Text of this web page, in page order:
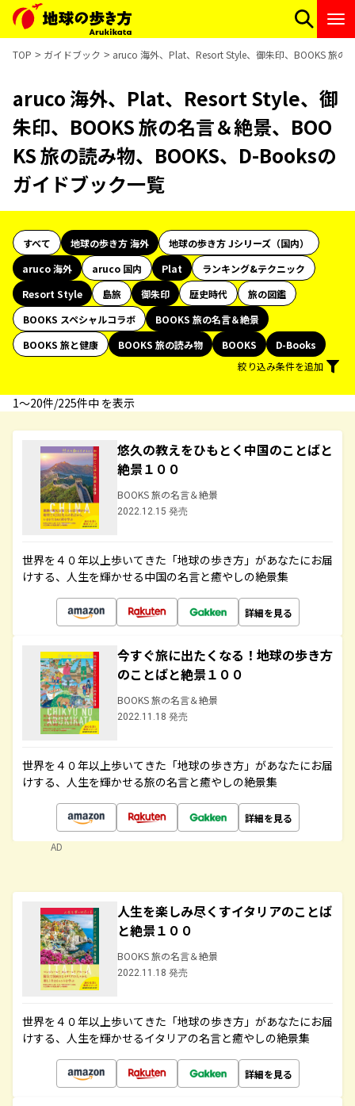
TOP ガイドブック aruco 海外、Plat、Resort Style、御朱印、BOOKS 旅の
aruco 海外、Plat、Resort Style、御
朱印、BOOKS 旅の名言＆絶景、BOO
KS 旅の読み物、BOOKS、D-Booksの
ガイドブック一覧
すべて 地球の歩き方 海外
地球の歩き方 Jシリーズ（国内）
aruco 海外
aruco 国内 Plat
ランキング&テクニック
Resort Style
島旅 御朱印 歴史時代
旅の図鑑
BOOKS スペシャルコラボ
BOOKS 旅の名言＆絶景
BOOKS 旅と健康
BOOKS 旅の読み物 BOOKS
D-Books
絞り込み条件を追加
1〜20件/225件中 を表示
悠久の教えをひもとく中国のことばと
絶景１００
BOOKS 旅の名言＆絶景
2022.12.15 発売
世界を４０年以上歩いてきた「地球の歩き方」があなたにお届
けする、人生を輝かせる中国の名言と癒やしの絶景集
詳細を見る
今すぐ旅に出たくなる！地球の歩き方
のことばと絶景１００
BOOKS 旅の名言＆絶景
2022.11.18 発売
世界を４０年以上歩いてきた「地球の歩き方」があなたにお届
けする、人生を輝かせる旅の名言と癒やしの絶景集
詳細を見る
AD
人生を楽しみ尽くすイタリアのことば
と絶景１００
BOOKS 旅の名言＆絶景
2022.11.18 発売
世界を４０年以上歩いてきた「地球の歩き方」があなたにお届
けする、人生を輝かせるイタリアの名言と癒やしの絶景集
詳細を見る